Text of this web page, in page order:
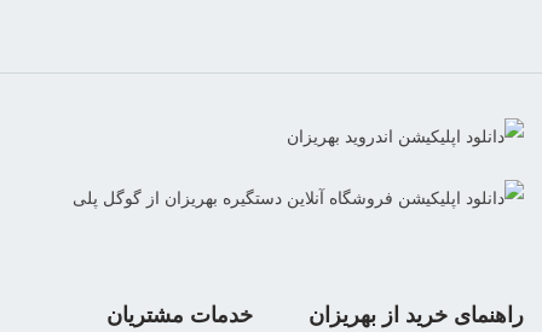
خدمات مشتریان راهنمای خرید از بهریزان